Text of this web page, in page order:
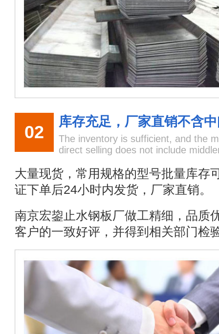
02
库存充足，厂家直销不含
The inventory is sufficient, and the
direct selling does not include
大量现货，常用规格的型号批量库存
证下单后24小时内发货，厂家直销。
南京宏鋆止水钢板厂做工精细，品质
客户的一致好评，并得到相关部门检